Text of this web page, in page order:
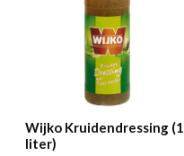
Wijko Kruidendressing (1
liter)